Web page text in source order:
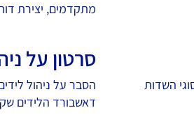
מתקדמים, יצירת
השדות
סרטון על
הסבר על ניהול
דאשבורד הלידים